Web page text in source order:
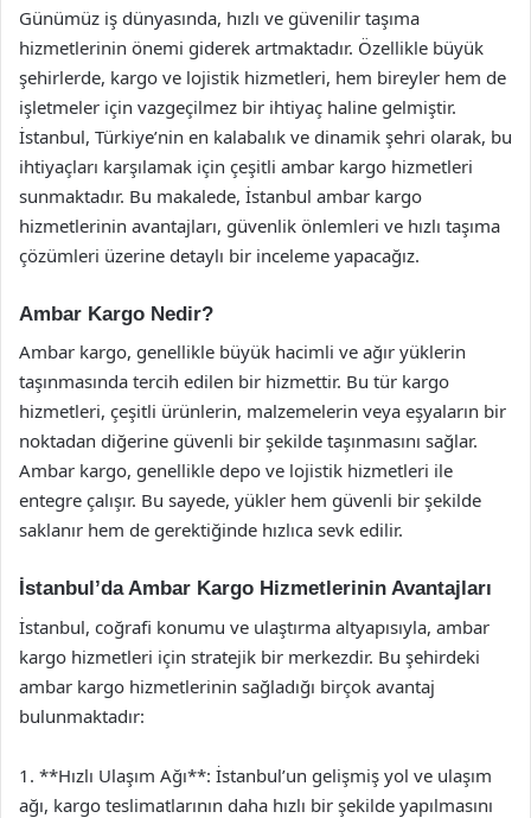
Günümüz iş dünyasında, hızlı ve güvenilir taşıma
hizmetlerinin önemi giderek artmaktadır. Özellikle büyük
şehirlerde, kargo ve lojistik hizmetleri, hem bireyler hem de
işletmeler için vazgeçilmez bir ihtiyaç haline gelmiştir.
İstanbul, Türkiye’nin en kalabalık ve dinamik şehri olarak, bu
ihtiyaçları karşılamak için çeşitli ambar kargo hizmetleri
sunmaktadır. Bu makalede, İstanbul ambar kargo
hizmetlerinin avantajları, güvenlik önlemleri ve hızlı taşıma
çözümleri üzerine detaylı bir inceleme yapacağız.
Ambar Kargo Nedir?
Ambar kargo, genellikle büyük hacimli ve ağır yüklerin
taşınmasında tercih edilen bir hizmettir. Bu tür kargo
hizmetleri, çeşitli ürünlerin, malzemelerin veya eşyaların bir
noktadan diğerine güvenli bir şekilde taşınmasını sağlar.
Ambar kargo, genellikle depo ve lojistik hizmetleri ile
entegre çalışır. Bu sayede, yükler hem güvenli bir şekilde
saklanır hem de gerektiğinde hızlıca sevk edilir.
İstanbul’da Ambar Kargo Hizmetlerinin Avantajları
İstanbul, coğrafi konumu ve ulaştırma altyapısıyla, ambar
kargo hizmetleri için stratejik bir merkezdir. Bu şehirdeki
ambar kargo hizmetlerinin sağladığı birçok avantaj
bulunmaktadır:
1. **Hızlı Ulaşım Ağı**: İstanbul’un gelişmiş yol ve ulaşım
ağı, kargo teslimatlarının daha hızlı bir şekilde yapılmasını